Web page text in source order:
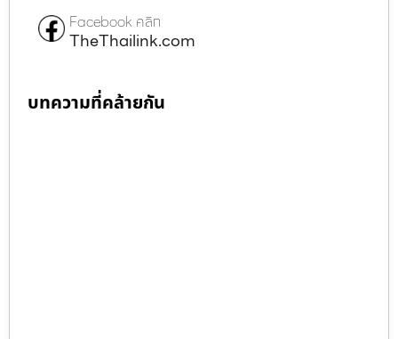
Facebook คลิก
TheThailink.com
บทความที่คล้ายกัน